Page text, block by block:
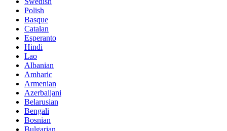
Polish
Basque
Catalan
Esperanto
Hindi
Lao
Albanian
Amharic
Armenian
Azerbaijani
Belarusian
Bengali
Bosnian
Bulgarian